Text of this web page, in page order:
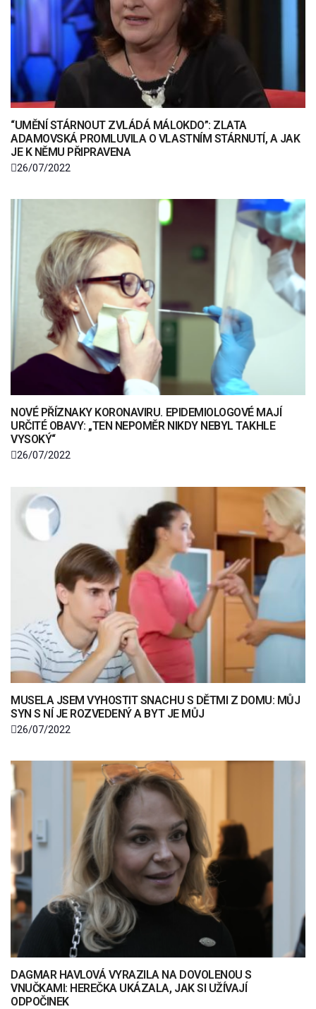
“UMĚNÍ STÁRNOUT ZVLÁDÁ MÁLOKDO”: ZLATA
ADAMOVSKÁ PROMLUVILA O VLASTNÍM STÁRNUTÍ, A JAK
JE K NĚMU PŘIPRAVENA
26/07/2022
NOVÉ PŘÍZNAKY KORONAVIRU. EPIDEMIOLOGOVÉ MAJÍ
URČITÉ OBAVY: „TEN NEPOMĚR NIKDY NEBYL TAKHLE
VYSOKÝ“
26/07/2022
MUSELA JSEM VYHOSTIT SNACHU S DĚTMI Z DOMU: MŮJ
SYN S NÍ JE ROZVEDENÝ A BYT JE MŮJ
26/07/2022
DAGMAR HAVLOVÁ VYRAZILA NA DOVOLENOU S
VNUČKAMI: HEREČKA UKÁZALA, JAK SI UŽÍVAJÍ
ODPOČINEK